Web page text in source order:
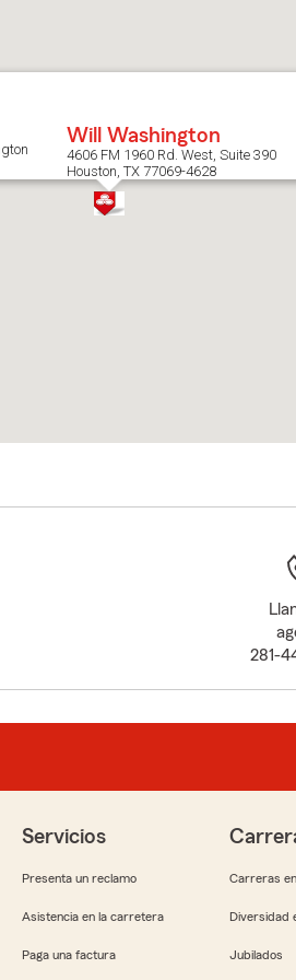
Will Washington
4606 FM 1960 Rd. West, Suite 390
Houston, TX 77069-4628
281-
Servicios
Presenta un reclamo
Asistencia en la carretera
Paga una factura
Carreras
Diversidad
Jubilados